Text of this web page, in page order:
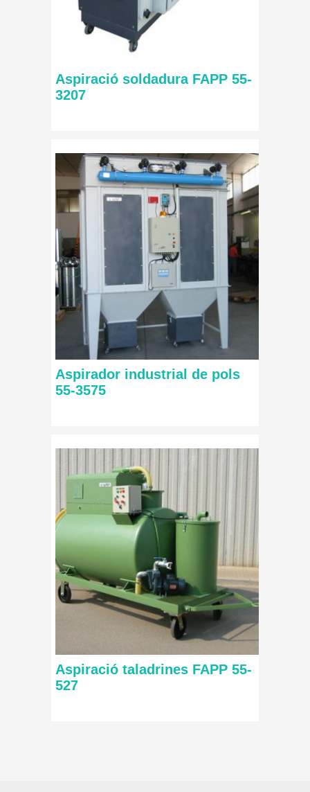
Aspiració soldadura FAPP 55-
3207
Aspirador industrial de pols
55-3575
Aspiració taladrines FAPP 55-
527